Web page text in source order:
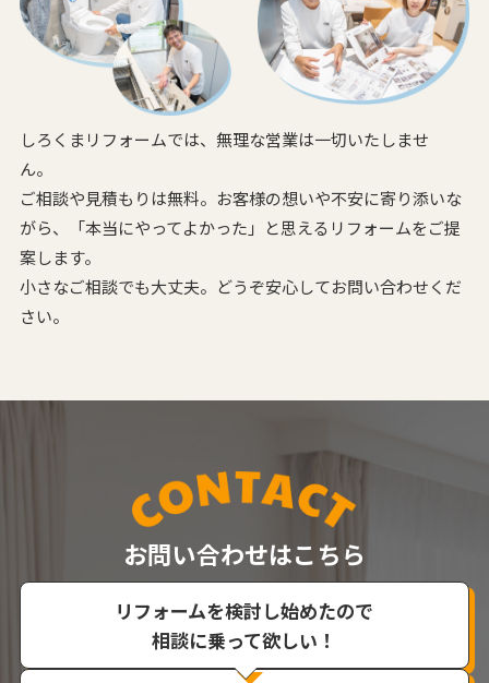
しろくまリフォームでは、無理な営業は一切いたしませ
ん。
ご相談や見積もりは無料。お客様の想いや不安に寄り添いな
がら、
「本当にやってよかった」と思えるリフォームをご提
案します。
小さなご相談でも大丈夫。どうぞ安心してお問い合わせくだ
さい。
お問い合わせはこちら
リフォームを検討し始めたので
相談に乗って欲しい！